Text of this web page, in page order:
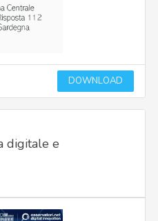
DOWNLOAD
digitale e